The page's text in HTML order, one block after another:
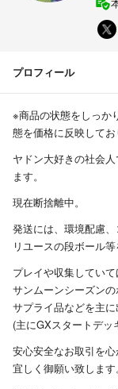
プロフィール
※商品の状態をしっか
態を価格に反映してお
ヤドン大好きの社会
ます。
現在断捨離中。
発送には、環境配慮
リユースの段ボール
プレイや収集してい
サンムーンシーズンの
サプライ品などを主に
(主にGXスタートデ
安心安全なお取引を心
宜しく御願い致します。